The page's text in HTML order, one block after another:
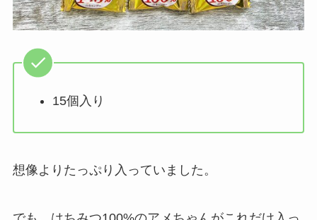
15個入り
想像よりたっぷり入っていました。